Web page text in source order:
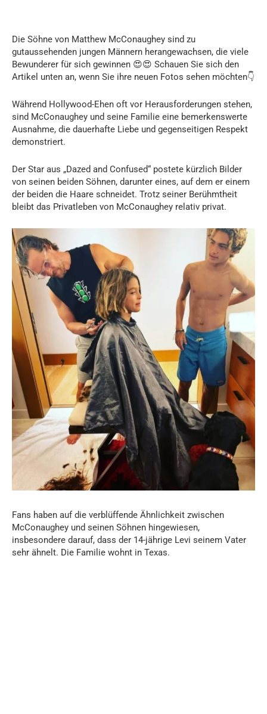
Die Söhne von Matthew McConaughey sind zu
gutaussehenden jungen Männern herangewachsen, die viele
Bewunderer für sich gewinnen 😍😍 Schauen Sie sich den
Artikel unten an, wenn Sie ihre neuen Fotos sehen möchten👇
Während Hollywood-Ehen oft vor Herausforderungen stehen,
sind McConaughey und seine Familie eine bemerkenswerte
Ausnahme, die dauerhafte Liebe und gegenseitigen Respekt
demonstriert.
Der Star aus „Dazed and Confused“ postete kürzlich Bilder
von seinen beiden Söhnen, darunter eines, auf dem er einem
der beiden die Haare schneidet. Trotz seiner Berühmtheit
bleibt das Privatleben von McConaughey relativ privat.
Fans haben auf die verblüffende Ähnlichkeit zwischen
McConaughey und seinen Söhnen hingewiesen,
insbesondere darauf, dass der 14-jährige Levi seinem Vater
sehr ähnelt. Die Familie wohnt in Texas.